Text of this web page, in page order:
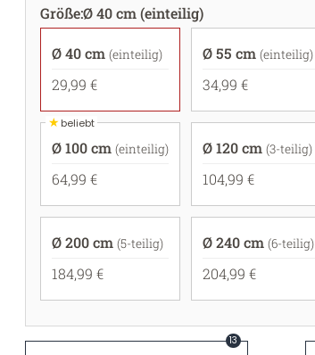
Größe:Ø 40 cm (einteilig)
Ø 40 cm (einteilig)
29,99 €
Ø 55 cm (einteilig)
34,99 €
★beliebt
Ø 100 cm (einteilig)
64,99 €
Ø 120 cm (3-teilig)
104,99 €
Ø 200 cm (5-teilig)
184,99 €
Ø 240 cm (6-teilig)
204,99 €
13